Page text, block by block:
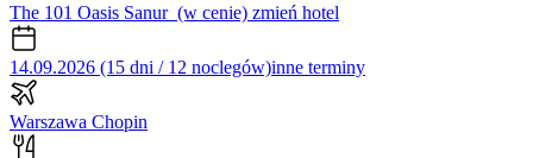
The 101 Oasis Sanur(w cenie) zmień hotel
14.09.2026 (15 dni / 12 noclegów)inne terminy
Warszawa Chopin